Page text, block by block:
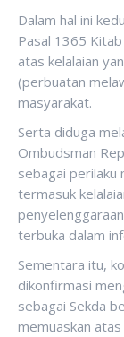
Dalam hal ini
Pasal 1365
atas kelalaian
(perbuatan
masyarakat.
Serta diduga
Ombudsman
sebagai perilaku
termasuk
terbuka dalam
Sementara itu,
dikonfirmasi
sebagai Sekda
memuaskan